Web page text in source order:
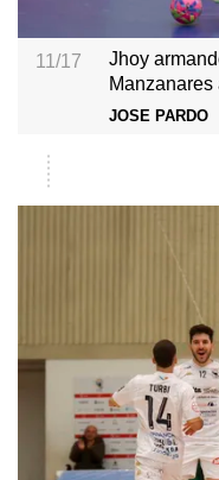
11/17
Jhoy
Manzanares
JOSE PARDO